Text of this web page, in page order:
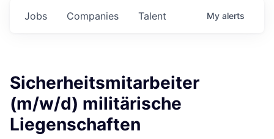
Jobs Companies Talent My alerts
Sicherheitsmitarbeiter
(m/w/d) militärische
Liegenschaften